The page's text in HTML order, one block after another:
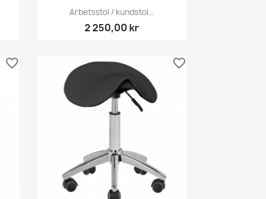
Snabbvy
Arbetsstol / kundstol...
2 250,00 kr
favorite_border favorite_border